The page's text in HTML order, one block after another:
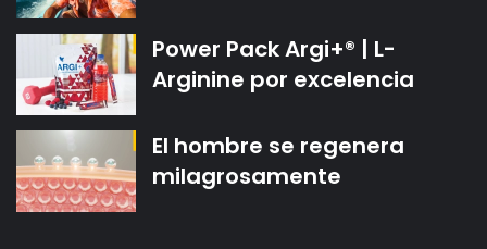
Power Pack Argi+® | L-
Arginine por excelencia
El hombre se regenera
milagrosamente